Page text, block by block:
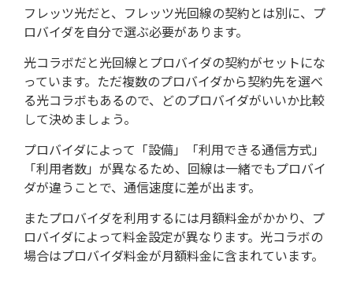
フレッツ光だと、フレッツ光回線の契約とは別に、プ
ロバイダを自分で選ぶ必要があります。
光コラボだと光回線とプロバイダの契約がセットにな
っています。ただ複数のプロバイダから契約先を選べ
る光コラボもあるので、どのプロバイダがいいか比較
して決めましょう。
プロバイダによって「設備」「利用できる通信方式」
「利用者数」が異なるため、回線は一緒でもプロバイ
ダが違うことで、通信速度に差が出ます。
またプロバイダを利用するには月額料金がかかり、プ
ロバイダによって料金設定が異なります。光コラボの
場合はプロバイダ料金が月額料金に含まれています。